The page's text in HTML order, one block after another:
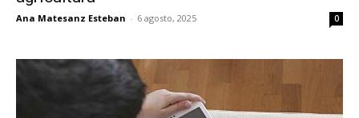
Ana Matesanz Esteban - 6 agosto, 2025 0